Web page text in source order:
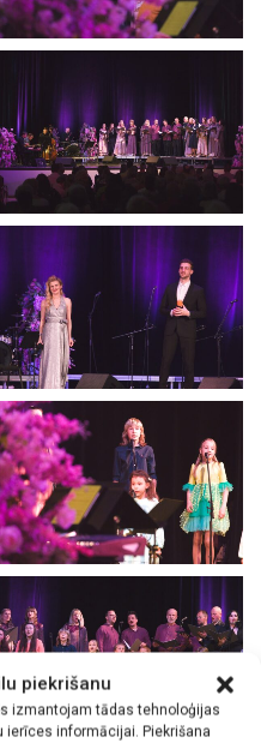
piekrišanu
izmantojam tādas tehnoloģijas
ierīces informācijai. Piekrišana